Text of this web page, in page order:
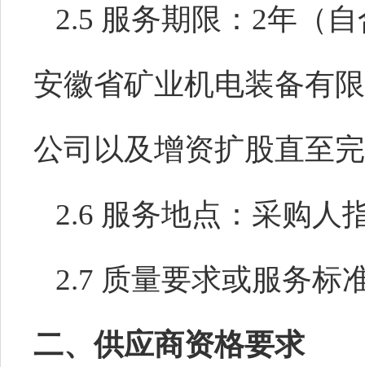
2.5 服务期限： 2年（
安徽省矿业机电装备有
公司以及增资扩股直至
2.6 服务地点：采购人
2.7 质量要求或服务标
二、供应商资格要求